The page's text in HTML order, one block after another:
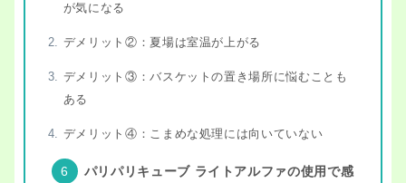
が気になる
デメリット②：夏場は室温が上がる
デメリット③：バスケットの置き場所に悩むことも
ある
デメリット④：こまめな処理には向いていない
パリパリキューブ ライトアルファの使用で感